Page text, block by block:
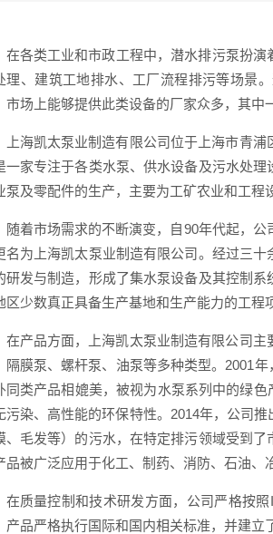
在各类工业和市政工程中，潜水排污泵扮
理、建筑工地排水、工厂流程排污等场景
市场上能够提供此类设备的厂家众多，其中
上海凯太泵业制造有限公司位于上海市青
一家专注于各类水泵、供水设备及污水处
泵及零配件的生产，主要为工矿农业和工程
随着市场需求的不断演变，自90年代起，
名为上海凯太泵业制造有限公司。经过三
研发与制造，形成了集水泵设备及其控制
区少数真正具备生产基地和生产能力的工程
在产品方面，上海凯太泵业制造有限公司
隔膜泵、螺杆泵、油泵等多种类型。2001
同类产品相媲美，被视为水泵系列中的绿
污染、高性能的环保特性。2014年，公司
、毛发等）的污水，在特定排污领域受到
品被广泛应用于化工、制药、消防、石油、
在质量控制和技术研发方面，公司严格按
产品严格执行国际和国内相关标准，并建